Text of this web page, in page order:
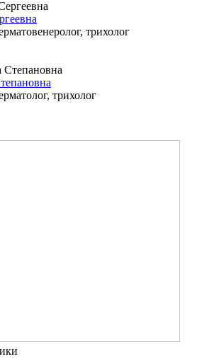
трихолог
трихолог